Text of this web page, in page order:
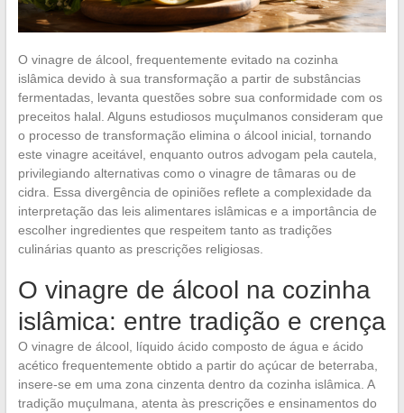
O vinagre de álcool, frequentemente evitado na cozinha
islâmica devido à sua transformação a partir de substâncias
fermentadas, levanta questões sobre sua conformidade com os
preceitos halal. Alguns estudiosos muçulmanos consideram que
o processo de transformação elimina o álcool inicial, tornando
este vinagre aceitável, enquanto outros advogam pela cautela,
privilegiando alternativas como o vinagre de tâmaras ou de
cidra. Essa divergência de opiniões reflete a complexidade da
interpretação das leis alimentares islâmicas e a importância de
escolher ingredientes que respeitem tanto as tradições
culinárias quanto as prescrições religiosas.
O vinagre de álcool na cozinha
islâmica: entre tradição e crença
O vinagre de álcool, líquido ácido composto de água e ácido
acético frequentemente obtido a partir do açúcar de beterraba,
insere-se em uma zona cinzenta dentro da cozinha islâmica. A
tradição muçulmana, atenta às prescrições e ensinamentos do